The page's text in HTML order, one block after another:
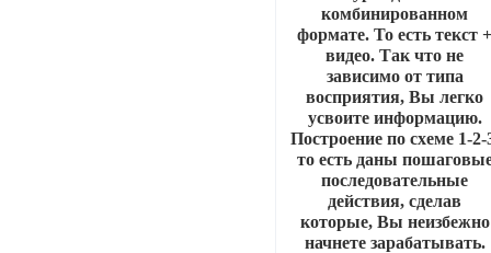
комбинированном
формате. То есть текст
видео. Так что не
зависимо от типа
восприятия, Вы легко
усвоите информацию.
Построение по схеме 1-2-
то есть даны
последовательные
действия, сделав
которые, Вы неизбежно
начнете зарабатывать.